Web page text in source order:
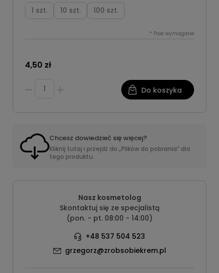
1 szt.
10 szt. 100 szt.
* Pole wymagane
4,50 zł
Do koszyka
Chcesz dowiedzieć się więcej?
Kliknij tutaj i przejdź do „Plików do pobrania” dla
tego produktu.
Nasz kosmetolog
Skontaktuj się ze specjalistą
(pon. - pt. 08:00 - 14:00)
+48 537 504 523
grzegorz@zrobsobiekrem.pl